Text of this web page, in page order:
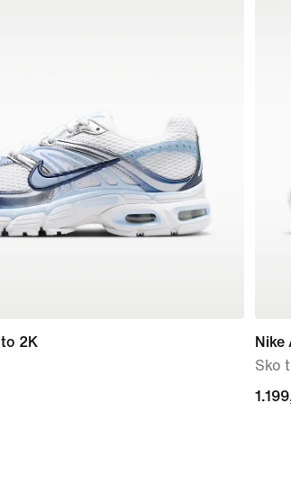
2K
Nike
Sko